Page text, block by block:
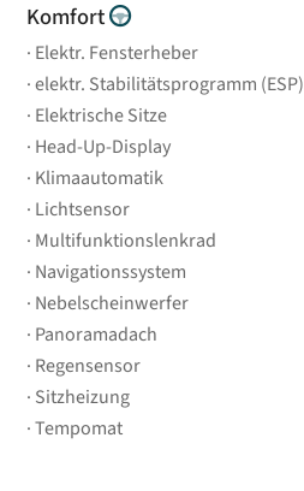
Komfort
Elektr. Fensterheber
elektr. Stabilitätsprogramm (ESP)
Elektrische Sitze
Head-Up-Display
Klimaautomatik
Lichtsensor
Multifunktionslenkrad
Navigationssystem
Nebelscheinwerfer
Panoramadach
Regensensor
Sitzheizung
Tempomat